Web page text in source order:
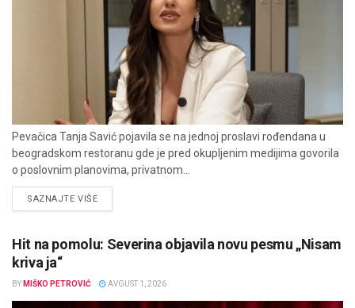
Pevačica Tanja Savić pojavila se na jednoj proslavi rođendana u
beogradskom restoranu gde je pred okupljenim medijima govorila
o poslovnim planovima, privatnom...
SAZNAJTE VIŠEDETAILS
Hit na pomolu: Severina objavila novu pesmu „Nisam
kriva ja“
BY MIŠKO PETROVIĆ AVGUST 1, 2026